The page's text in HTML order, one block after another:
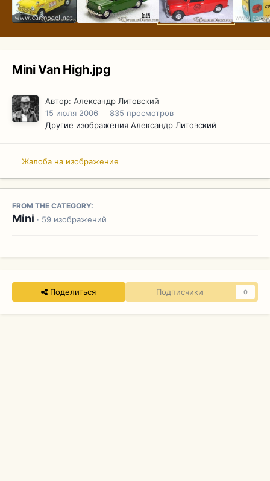
Mini Van High.jpg
Автор: Александр Литовский
15 июля 2006
835 просмотров
Другие изображения Александр Литовский
Жалоба на изображение
FROM THE CATEGORY:
Mini · 59 изображений
Поделиться Подписчики 0